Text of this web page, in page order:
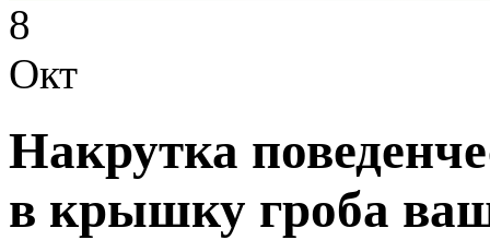
8
Окт
Накрутка
в крышку гроба